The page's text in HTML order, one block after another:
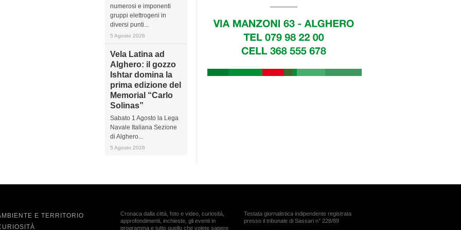
numerosi e imponenti
gruppi elettrogeni in
diversi punti...
5 Agosto 2026
Vela Latina ad
Alghero: il gozzo
Ishtar domina la
prima edizione del
Memorial “Carlo
Solinas”
Sabato 1 Agosto la Lega
Navale Italiana Sezione
di Alghero...
5 Agosto 2026
E TERRITORIO
Cronaca dalla città, foto e video, curiosità,
approfondimenti, inchieste, gli eventi in
programma e tutto quello che volete sapere
Testata giornalistica indipendente registrata
presso il tribunale di Sassari n° 228/89